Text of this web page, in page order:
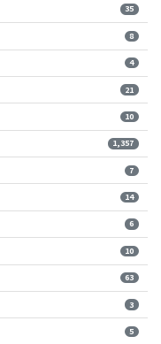
35
8
4
21
10
1,357
7
14
6
10
63
3
5